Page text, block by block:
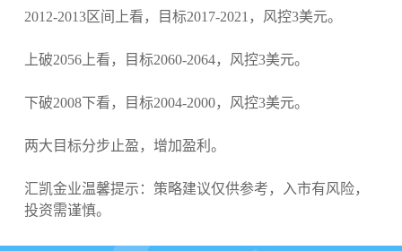
2012-2013区间上看，目标2017-2021，风控3美元。
上破2056上看，目标2060-2064，风控3美元。
下破2008下看，目标2004-2000，风控3美元。
两大目标分步止盈，增加盈利。
汇凯金业温馨提示：策略建议仅供参考，入市有风险，
投资需谨慎。